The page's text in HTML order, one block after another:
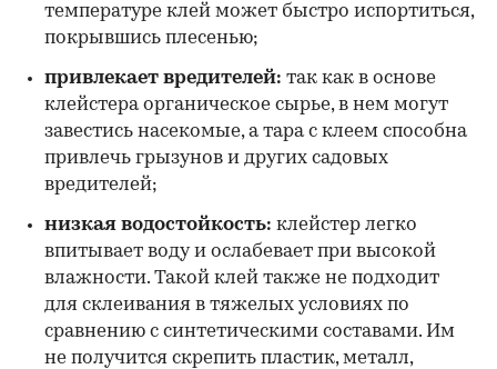
температуре клей может быстро испортиться,
покрывшись плесенью;
привлекает вредителей: так как в основе
клейстера органическое сырье, в нем могут
завестись насекомые, а тара с клеем способна
привлечь грызунов и других садовых
вредителей;
низкая водостойкость: клейстер легко
впитывает воду и ослабевает при высокой
влажности. Такой клей также не подходит
для склеивания в тяжелых условиях по
сравнению с синтетическими составами. Им
не получится скрепить пластик, металл,